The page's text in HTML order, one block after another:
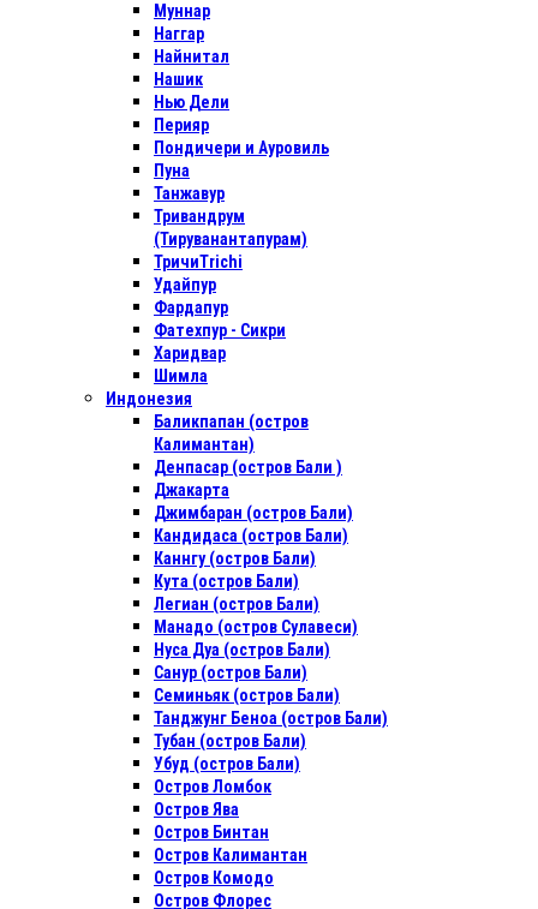
Муннар
Наггар
Найнитал
Нашик
Нью Дели
Перияр
Пондичери и Ауровиль
Пуна
Танжавур
Тривандрум
(Тируванантапурам)
ТричиTrichi
Удайпур
Фардапур
Фатехпур - Сикри
Харидвар
Шимла
Индонезия
Баликпапан (остров
Калимантан)
Денпасар (остров Бали )
Джакарта
Джимбаран (остров Бали)
Кандидаса (остров Бали)
Каннгу (остров Бали)
Кута (остров Бали)
Легиан (остров Бали)
Манадо (остров Сулавеси)
Нуса Дуа (остров Бали)
Санур (остров Бали)
Семиньяк (остров Бали)
Танджунг Беноа (остров Бали)
Тубан (остров Бали)
Убуд (остров Бали)
Остров Ломбок
Остров Ява
Остров Бинтан
Остров Калимантан
Остров Комодо
Остров Флорес